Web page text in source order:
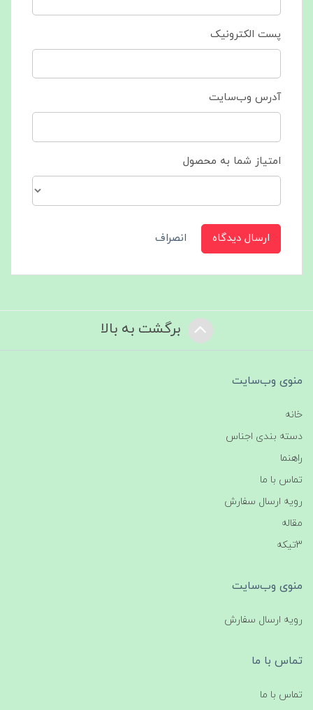
پست الکترونیک
آدرس وب‌سایت
امتیاز شما به محصول
ارسال دیدگاه انصراف
برگشت به بالا
منوی وب‌سایت
خانه
دسته بندی اجناس
راهنما
تماس با ما
رویه ارسال سفارش
مقاله
3تیکه
منوی وب‌سایت
رویه ارسال سفارش
تماس با ما
تماس با ما